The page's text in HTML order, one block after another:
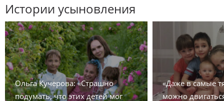
Истории усыновления
Ольга Кучерова: «Страшно
подумать, что этих детей мог
«Даже в самые
можно